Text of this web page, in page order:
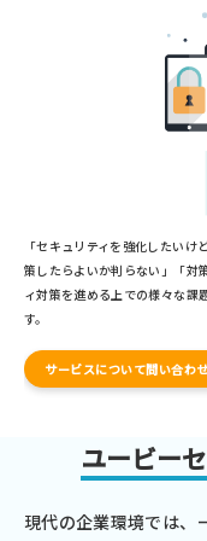
「セキュリティを強化したい
策したらよいか判らない」「対
ィ対策を進める上での様々な課
す。
サービスについて問い合わ
ユービー
現代の企業環境では、